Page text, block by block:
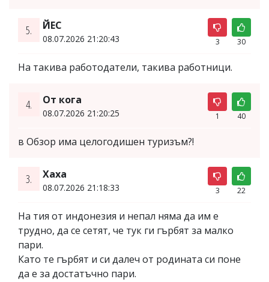
5. ЙЕС
08.07.2026 21:20:43 3 30
На такива работодатели, такива работници.
4. От кога
08.07.2026 21:20:25 1 40
в Обзор има целогодишен туризъм?!
3. Хаха
08.07.2026 21:18:33 3 22
На тия от индонезия и непал няма да им е
трудно, да се сетят, че тук ги гърбят за малко
пари.
Като те гърбят и си далеч от родината си поне
да е за достатъчно пари.